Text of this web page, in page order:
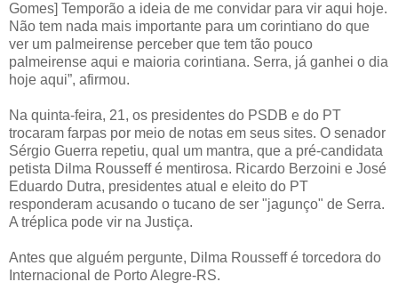
Gomes] Temporão a ideia de me convidar para vir aqui hoje.
Não tem nada mais importante para um corintiano do que
ver um palmeirense perceber que tem tão pouco
palmeirense aqui e maioria corintiana. Serra, já ganhei o dia
hoje aqui”, afirmou.
Na quinta-feira, 21, os presidentes do PSDB e do PT
trocaram farpas por meio de notas em seus sites. O senador
Sérgio Guerra repetiu, qual um mantra, que a pré-candidata
petista Dilma Rousseff é mentirosa. Ricardo Berzoini e José
Eduardo Dutra, presidentes atual e eleito do PT
responderam acusando o tucano de ser "jagunço" de Serra.
A tréplica pode vir na Justiça.
Antes que alguém pergunte, Dilma Rousseff é torcedora do
Internacional de Porto Alegre-RS.